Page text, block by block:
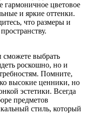
гармоничное цветовое
и яркие оттенки.
что размеры и
сможете выбрать
роскошно, но и
Помните,
высокие ценники, но
эстетики. Всегда
предметов
стиль, который